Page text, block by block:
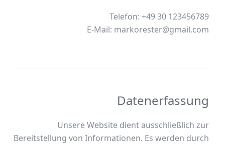
E-Mail: markorester@gmail.com
Datenerfassung
Unsere Website dient ausschließlich zur
Bereitstellung von Informationen. Es werden durch